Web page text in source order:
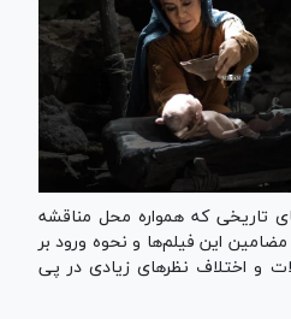
تاریخی که همواره محل مناقشه
این فیلم‌ها و نحوه ورود بر
و اختلاف نظرهای زیادی در پی